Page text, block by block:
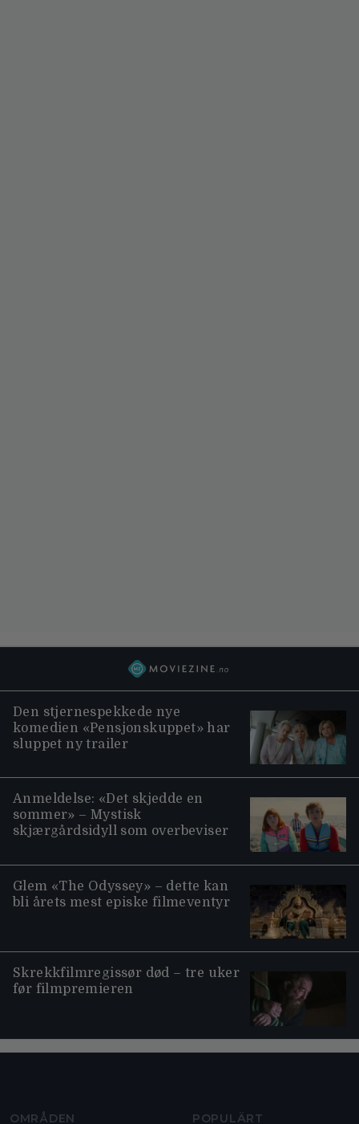
Den stjernespekkede nye
komedien «Pensjonskuppet» har
sluppet ny trailer
Anmeldelse: «Det skjedde en
sommer» – Mystisk
skjærgårdsidyll som overbeviser
Glem «The Odyssey» – dette kan
bli årets mest episke filmeventyr
Skrekkfilmregissør død – tre uker
før filmpremieren
OMRÅDEN POPULÄRT